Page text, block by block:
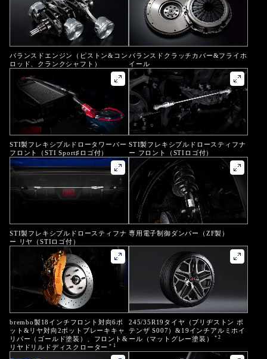
バランスドエンジン
（ピストン&コン
ロッド、クランクシャフト）
バランスドクラッチカバー&フライホ
イール
STI製フレキシブルドロータワーバー
フロント
（STI Sport♯ロゴ付）
STI製フレキシブルドロースティフナ
ー フロント
（STIロゴ付）
STI製フレキシブルドロースティフナ
ー リヤ
（STIロゴ付）
専用電子制御ダンパー（ZF製）
brembo製18インチフロント対向6ポ
ット&リヤ対向2ポットブレーキキャ
リパー（ゴールド塗装）、フロント&
リヤドリルドディスクローター ＊1
245/35R19タイヤ（ブリヂストン ポ
テンザ S007）&19インチアルミホイ
ール（マットグレー塗装）
＊2